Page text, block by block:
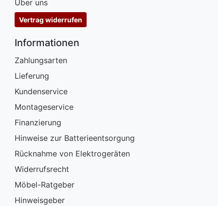
Über uns
Vertrag widerrufen
Informationen
Zahlungsarten
Lieferung
Kundenservice
Montageservice
Finanzierung
Hinweise zur Batterieentsorgung
Rücknahme von Elektrogeräten
Widerrufsrecht
Möbel-Ratgeber
Hinweisgeber